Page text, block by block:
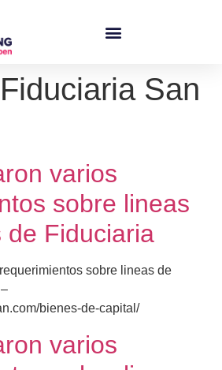
Fiduciaria San
varios
sobre lineas
de Fiduciaria
sobre lineas de
bienes-de-capital/
varios